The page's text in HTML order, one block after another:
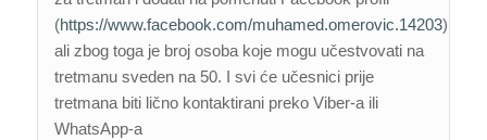
(https://www.facebook.com/muhamed.omerovic.14203),
ali zbog toga je broj osoba koje mogu učestvovati na
tretmanu sveden na 50. I svi će učesnici prije
tretmana biti lično kontaktirani preko Viber-a ili
WhatsApp-a